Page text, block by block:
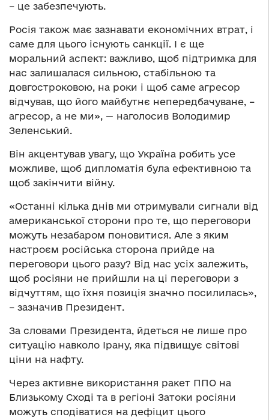
– це забезпечують.
Росія також має зазнавати економічних втрат, і
саме для цього існують санкції. І є ще
моральний аспект: важливо, щоб підтримка для
нас залишалася сильною, стабільною та
довгостроковою, на роки і щоб саме агресор
відчував, що його майбутнє непередбачуване, –
агресор, а не ми», — наголосив Володимир
Зеленський.
Він акцентував увагу, що Україна робить усе
можливе, щоб дипломатія була ефективною та
щоб закінчити війну.
«Останні кілька днів ми отримували сигнали від
американської сторони про те, що переговори
можуть незабаром поновитися. Але з яким
настроєм російська сторона прийде на
переговори цього разу? Від нас усіх залежить,
щоб росіяни не прийшли на ці переговори з
відчуттям, що їхня позиція значно посилилась»,
– зазначив Президент.
За словами Президента, йдеться не лише про
ситуацію навколо Ірану, яка підвищує світові
ціни на нафту.
Через активне використання ракет ППО на
Близькому Сході та в регіоні Затоки росіяни
можуть сподіватися на дефіцит цього